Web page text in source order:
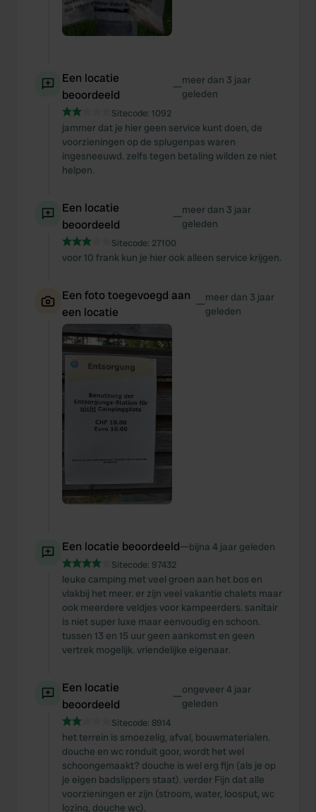
Een locatie
beoordeeld
—meer dan 3 jaar
geleden
Sitecode: 1092
jammer dat je hier geen service kunt doen, de
voorzieningen op de splugenpas waren
ingesneeuwd. zelfs tegen betaling wilden ze niet
helpen.
Een locatie
beoordeeld
—meer dan 3 jaar
geleden
Sitecode: 27100
voor 10 frank kun je hier ook alleen service krijgen.
Een foto toegevoegd aan
een locatie
—meer dan 3 jaar
geleden
Een locatie beoordeeld—bijna 4 jaar geleden
Sitecode: 97432
leuke camping met veel groen aan het bos en
vlakbij het meer. er zijn veel vakantie chalets maar
ook meerdere veldjes voor kampeerders. sanitair
is niet super luxe maar eenvoudig en schoon.
tussen 13 en 15 uur geen aankomst en geen
vertrek mogelijk. vriendelijke eigenaar.
Een locatie
beoordeeld
—ongeveer 4 jaar
geleden
Sitecode: 8914
het terrein is smoezelig, afval, bouwmaterialen.
douche en wc ronduit goor, wordt het wel
schoongemaakt? douche is wel erg fijn (als je op
je eigen badslippers staat). verder Fijn dat alle
voorzieningen er zijn (stroom, water, loosput, wc
lozing, douche wc).